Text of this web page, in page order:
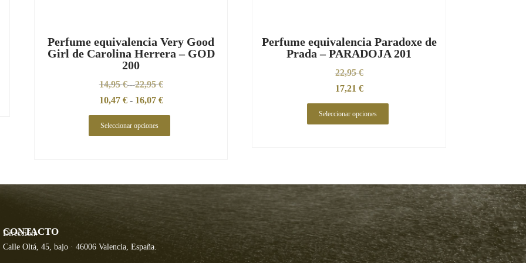
Perfume equivalencia Very Good
Girl de Carolina Herrera – GOD
200
14,95€ - 22,95€
10,47 € - 16,07 €
Seleccionar opciones
Perfume equivalencia Paradoxe de
Prada – PARADOJA 201
22,95€
17,21 €
Seleccionar opciones
CONTACTO
Dirección:
Calle Oltá, 45, bajo · 46006 Valencia, España.